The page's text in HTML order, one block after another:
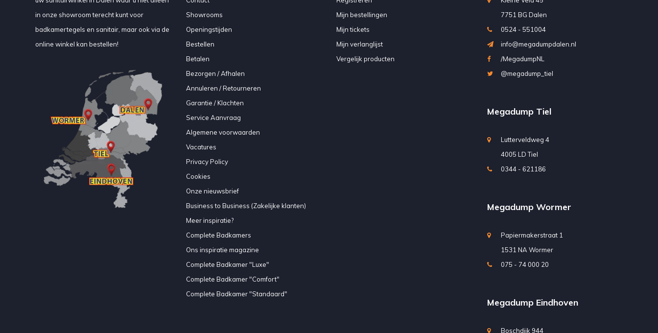
in onze showroom terecht kunt voor
badkamertegels en sanitair, maar ook via de
online winkel kan bestellen!
Showrooms
Openingstijden
Bestellen
Betalen
Bezorgen / Afhalen
Annuleren / Retourneren
Garantie / Klachten
Service Aanvraag
Algemene voorwaarden
Vacatures
Privacy Policy
Cookies
Onze nieuwsbrief
Business to Business (Zakelijke klanten)
Meer inspiratie?
Complete Badkamers
Ons inspiratie magazine
Complete Badkamer "Luxe"
Complete Badkamer "Comfort"
Complete Badkamer "Standaard"
Mijn bestellingen
Mijn tickets
Mijn verlanglijst
Vergelijk producten
7751 BG Dalen
0524 - 551004
info@megadumpdalen.nl
/MegadumpNL
@megadump_tiel
Megadump Tiel
Lutterveldweg 4
4005 LD Tiel
0344 - 621186
Megadump Wormer
Papiermakerstraat 1
1531 NA Wormer
075 - 74 000 20
Megadump Eindhoven
Boschdijk 944